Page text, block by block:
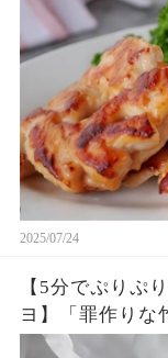
2025/07/24
【5分でぷりぷ
ヨ】「罪作りな
「まるめし」